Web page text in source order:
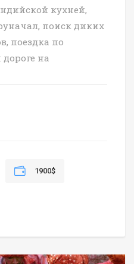
кухней,
поиск диких
поездка по
на
1900$